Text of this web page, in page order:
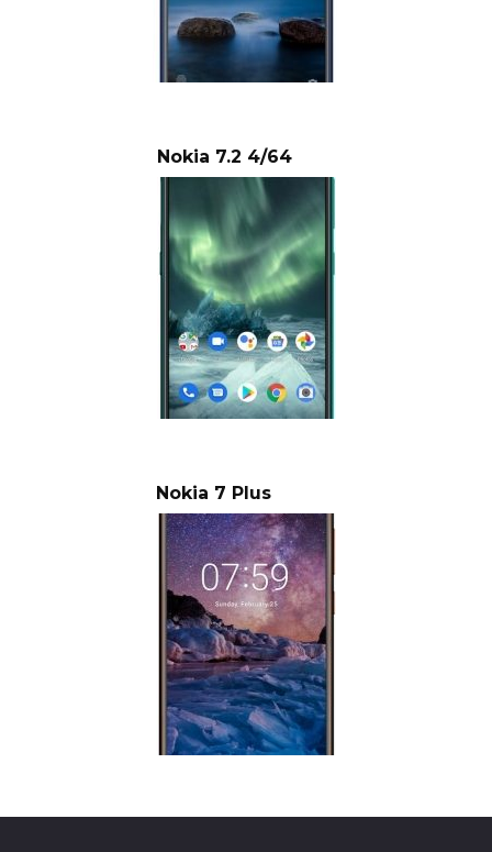
Nokia 7.2 4/64
Nokia 7 Plus